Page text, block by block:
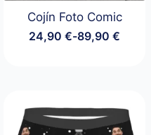
Cojín Foto Comic
24,90€-89,90€
Rango
hasta
89,90 €